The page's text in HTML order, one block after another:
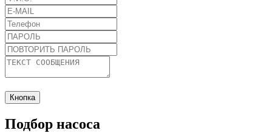
Кнопка
Подбор насоса